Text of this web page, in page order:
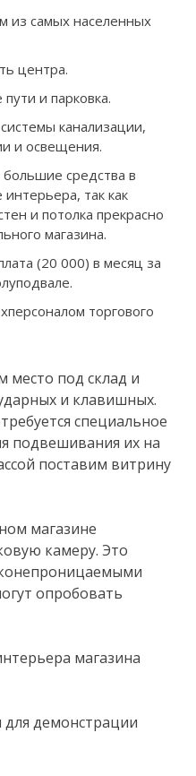
из самых населенных
центра.
и парковка.
канализации,
и освещения.
средства в
так как
и потолка прекрасно
магазина.
(20 000) в месяц за
торгового
под склад и
и клавишных.
специальное
подвешивания их на
поставим витрину
магазине
камеру. Это
опробовать
магазина
демонстрации